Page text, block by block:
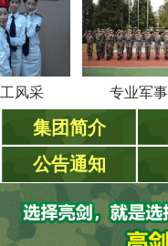
专业军事教官
集团简介
公告通知